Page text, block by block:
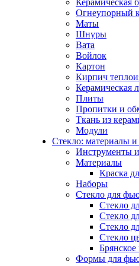
Керамическая
Огнеупорный
Маты
Шнуры
Вата
Войлок
Картон
Кирпич
Керамическая
Плиты
Пропитки и
Ткань из
Модули
Стекло: материалы
Инструменты
Материалы
Краска
Наборы
Стекло для
Стекло
Стекло
Стекло
Стекло
Брянское
Формы для